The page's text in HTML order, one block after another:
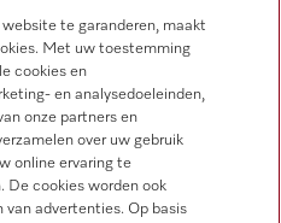
te garanderen, maakt
Met uw toestemming
cookies en
en analysedoeleinden,
onze partners en
over uw gebruik
online ervaring te
De cookies worden ook
van advertenties. Op basis